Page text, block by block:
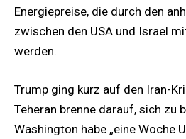
Energiepreise, die durch den
zwischen den USA und Israel
werden.
Trump ging kurz auf den Iran-
Teheran brenne darauf, sich zu
Washington habe „eine Woche